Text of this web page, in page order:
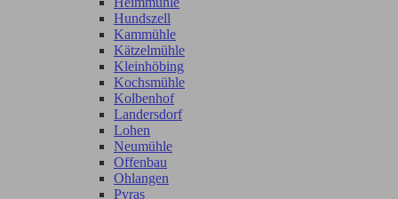
Hundszell
Kammühle
Kätzelmühle
Kleinhöbing
Kochsmühle
Kolbenhof
Landersdorf
Lohen
Neumühle
Offenbau
Ohlangen
Pyras